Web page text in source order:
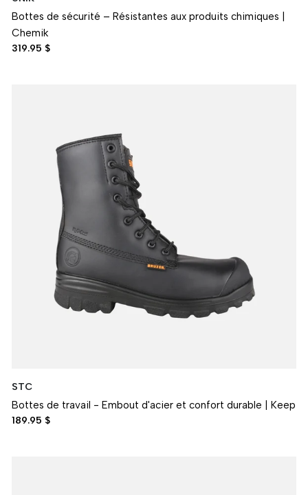
Bottes de sécurité – Résistantes aux produits chimiques |
Chemik
319.95 $
STC
Bottes de travail - Embout d'acier et confort durable | Keep
189.95 $